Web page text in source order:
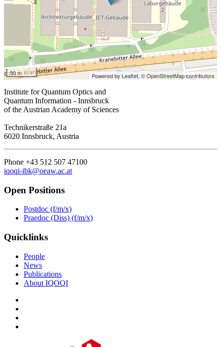
50 m Powered by Leaflet,© OpenStreetMap contributors
Institute for Quantum Optics and
Quantum Information - Innsbruck
of the Austrian Academy of Sciences
Technikerstraße 21a
6020 Innsbruck, Austria
Phone +43 512 507 47100
iqoqi-ibk@oeaw.ac.at
Open Positions
Postdoc (f/m/x)
Praedoc (Diss) (f/m/x)
Quicklinks
People
News
Publications
About IQOQI